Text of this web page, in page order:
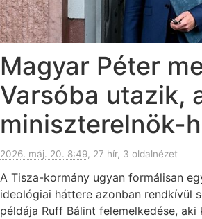
Magyar Péter
Varsóba utazik,
miniszterelnök-
2026. máj. 20. 8:49, 27 hír, 3 oldalnézet
A Tisza-kormány ugyan formálisan
ideológiai háttere azonban rendkívül
példája Ruff Bálint felemelkedése,